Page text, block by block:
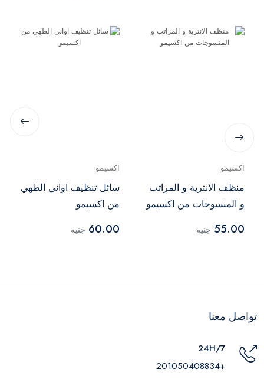
اكسيمو
منظف الانترية و المراتب
و المنسوجات من اكسيمو
55.00 جنيه
اكسيمو
سائل تنظيف اواني الطهي
من اكسيمو
60.00 جنيه
تواصل معنا
24H/7
+201050408834